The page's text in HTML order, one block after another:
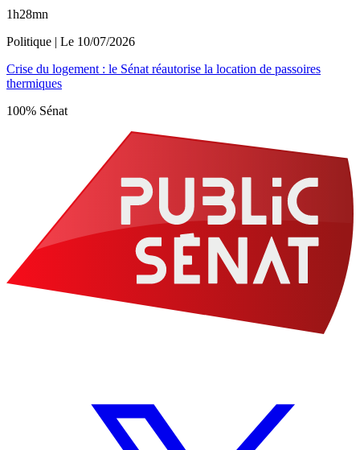
1h28mn
Politique | Le 10/07/2026
Crise du logement : le Sénat réautorise la location de passoires
thermiques
100% Sénat